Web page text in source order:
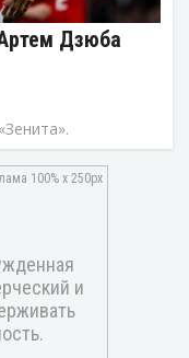
Дзюба